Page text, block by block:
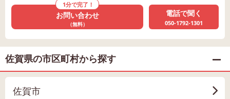
1分で完了！
お問い合わせ
（無料）
電話で聞く
050-1792-1301
佐賀県の市区町村から探す
佐賀市